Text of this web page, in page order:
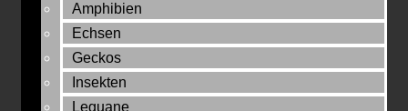
Amphibien
Echsen
Geckos
Insekten
Leguane